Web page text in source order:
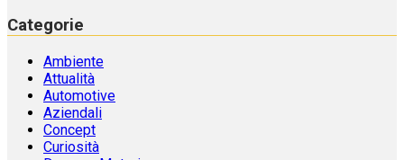
Categorie
Ambiente
Attualità
Automotive
Aziendali
Concept
Curiosità